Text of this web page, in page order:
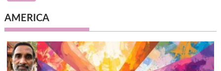
AMERICA